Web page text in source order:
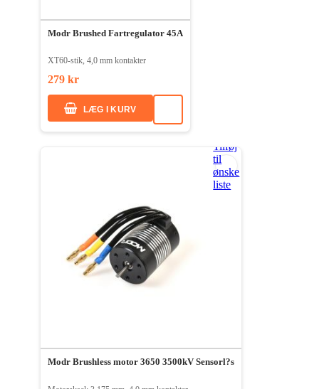
Modr Brushed Fartregulator 45A
XT60-stik, 4,0 mm kontakter
279 kr
LÆG I KURV
Tilføj
til
ønske
liste
Modr Brushless motor 3650 3500kV Sensorl?s